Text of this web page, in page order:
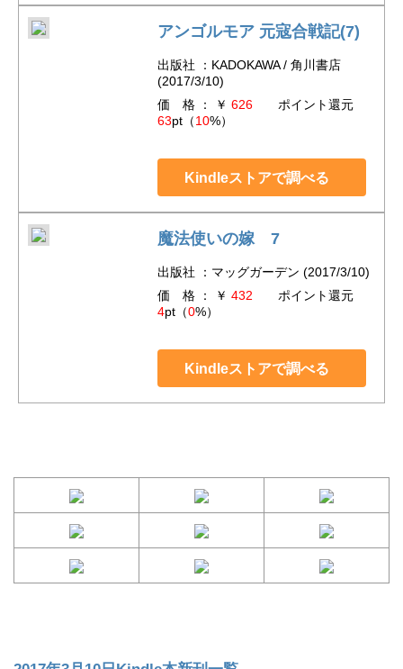
アンゴルモア 元寇合戦記(7)
出版社 ：KADOKAWA / 角川書店
(2017/3/10)
価 格 ： ￥ 626ポイント還元
63pt（10%）
Kindleストアで調べる
魔法使いの嫁 7
出版社 ：マッグガーデン (2017/3/10)
価 格 ： ￥ 432 ポイント還元
4pt（0%）
Kindleストアで調べる